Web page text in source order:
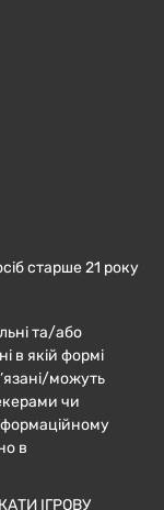
старше 21 року
та/або
в якій формі
можуть
чи
в
ІГРОВУ